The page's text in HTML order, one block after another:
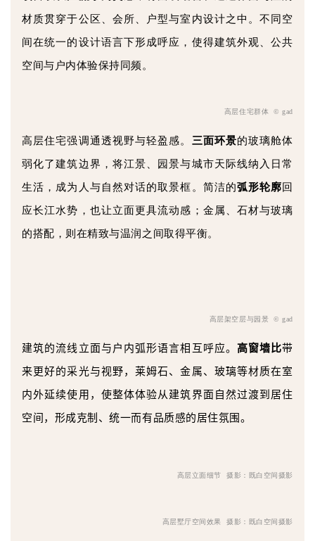
材质贯穿于公区、会所、户型与室内设计之中。不同空
间在统一的设计语言下形成呼应，使得建筑外观、公共
空间与户内体验保持同频。
高层住宅群体© gad
高层住宅强调通透视野与轻盈感。 三面环景的玻璃舱体
弱化了建筑边界，将江景、园景与城市天际线纳入日常
生活，成为人与自然对话的取景框。简洁的弧形轮廓回
应长江水势，也让立面更具流动感；金属、石材与玻璃
的搭配，则在精致与温润之间取得平衡。
高层架空层与园景 © gad
建筑的流线立面与户内弧形语言相互呼应。高窗墙比带
来更好的采光与视野，莱姆石、金属、玻璃等材质在室
内外延续使用，使整体体验从建筑界面自然过渡到居住
空间，形成克制、统一而有品质感的居住氛围。
高层立面细节摄影：既白空间摄影
高层墅厅空间效果摄影：既白空间摄影